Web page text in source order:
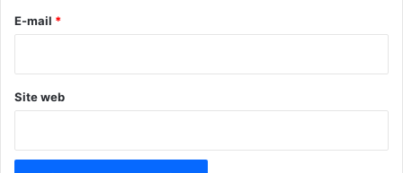
e
E-mail *
Site web